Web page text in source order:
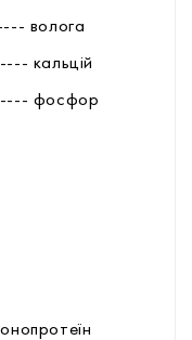
волога
кальцій
фоcфор